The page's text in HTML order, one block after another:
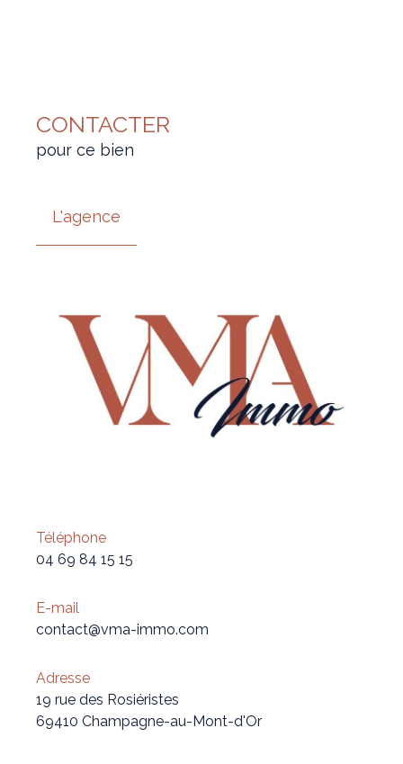
CONTACTER
pour ce bien
L'agence
Téléphone
04 69 84 15 15
E-mail
contact@vma-immo.com
Adresse
19 rue des Rosiéristes
69410 Champagne-au-Mont-d'Or